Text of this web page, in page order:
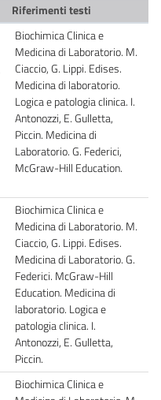
Riferimenti testi
Biochimica Clinica e
Medicina di Laboratorio. M.
Ciaccio, G. Lippi. Edises.
Medicina di laboratorio.
Logica e patologia clinica. I.
Antonozzi, E. Gulletta,
Piccin. Medicina di
Laboratorio. G. Federici,
McGraw-Hill Education.
Biochimica Clinica e
Medicina di Laboratorio. M.
Ciaccio, G. Lippi. Edises.
Medicina di Laboratorio. G.
Federici. McGraw-Hill
Education. Medicina di
laboratorio. Logica e
patologia clinica. I.
Antonozzi, E. Gulletta,
Piccin.
Biochimica Clinica e